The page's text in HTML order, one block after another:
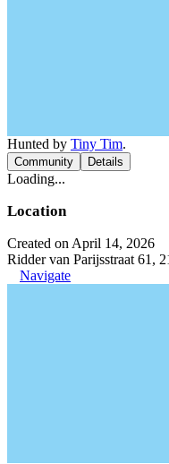
Hunted by Tiny Tim.
Community Details
Loading...
Location
Created on April 14, 2026
Ridder van Parijsstraat 61,
Navigate